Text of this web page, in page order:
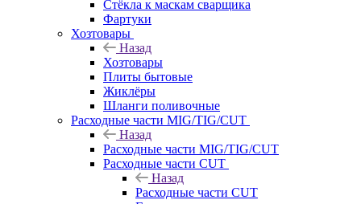
Стёкла к маскам сварщика
Фартуки
Хозтовары
Назад
Хозтовары
Плиты бытовые
Жиклёры
Шланги поливочные
Расходные части MIG/TIG/CUT
Назад
Расходные части MIG/TIG/CUT
Расходные части CUT
Назад
Расходные части CUT